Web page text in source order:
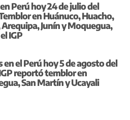
Perú hoy 24 de julio del
en Huánuco, Huacho,
Arequipa, Junín y Moquegua,
IGP
en el Perú hoy 5 de agosto del
reportó temblor en
San Martín y Ucayali